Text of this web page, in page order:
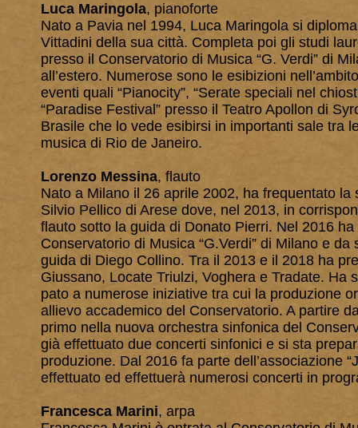
Luca Maringola, pianoforte
Nato a Pavia nel 1994, Luca Maringola si
Vittadini della sua città. Completa poi gli studi
presso il Conservatorio di Musica “G. Verdi” di
all’estero. Numerose sono le esibizioni
eventi quali “Pianocity”, “Serate speciali nel
“Paradise Festival” presso il Teatro Apollon di
Brasile che lo vede esibirsi in importanti sale tra
musica di Rio de Janeiro.
Lorenzo Messina, flauto
Nato a Milano il 26 aprile 2002, ha frequentato
Silvio Pellico di Arese dove, nel 2013, in
flauto sotto la guida di Donato Pierri. Nel 2016
Conservatorio di Musica “G.Verdi” di Milano e
guida di Diego Collino. Tra il 2013 e il 2018 ha
Giussano, Locate Triulzi, Voghera e Tradate.
pato a numerose iniziative tra cui la produzione
allievo accademico del Conservatorio. A partire
primo nella nuova orchestra sinfonica del
già effettuato due concerti sinfonici e si sta
produzione. Dal 2016 fa parte dell’associazione
effettuato ed effettuerà numerosi concerti in
Francesca Marini, arpa